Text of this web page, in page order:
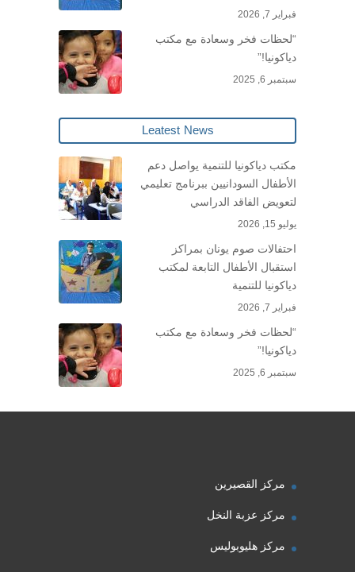
فبراير 7, 2026
“لحظات فخر وسعادة مع مكتب
دياكونيا!”
سبتمبر 6, 2025
Leatest News
مكتب دياكونيا للتنمية يواصل دعم
الأطفال السودانيين ببرنامج تعليمي
لتعويض الفاقد الدراسي
يوليو 15, 2026
احتفالات صوم يونان بمراكز
استقبال الأطفال التابعة لمكتب
دياكونيا للتنمية
فبراير 7, 2026
“لحظات فخر وسعادة مع مكتب
دياكونيا!”
سبتمبر 6, 2025
مركز القصيرين
مركز عزبة النخل
مركز هليوبوليس